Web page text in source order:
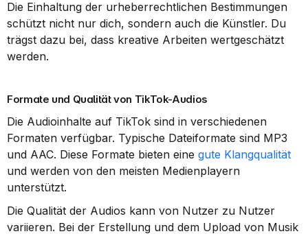
Die Einhaltung der urheberrechtlichen Bestimmungen
schützt nicht nur dich, sondern auch die Künstler. Du
trägst dazu bei, dass kreative Arbeiten wertgeschätzt
werden.
Formate und Qualität von TikTok-Audios
Die Audioinhalte auf TikTok sind in verschiedenen
Formaten verfügbar. Typische Dateiformate sind MP3
und AAC. Diese Formate bieten eine gute Klangqualität
und werden von den meisten Medienplayern
unterstützt.
Die Qualität der Audios kann von Nutzer zu Nutzer
variieren. Bei der Erstellung und dem Upload von Musik